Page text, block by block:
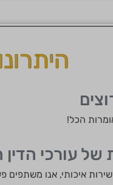
הכל!
של עורכי
איכותי, אנו